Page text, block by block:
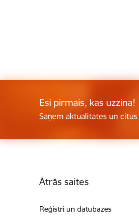
Esi pirmais, kas uzzina!
Saņem aktualitātes un citus
Ātrās saites
Reģistri un datubāzes